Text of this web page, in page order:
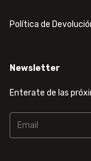
Política de
Newsletter
Enterate de las